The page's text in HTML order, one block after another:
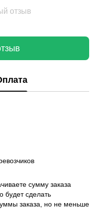
отзыв
сумму заказа
будет сделать
заказа, но не меньше